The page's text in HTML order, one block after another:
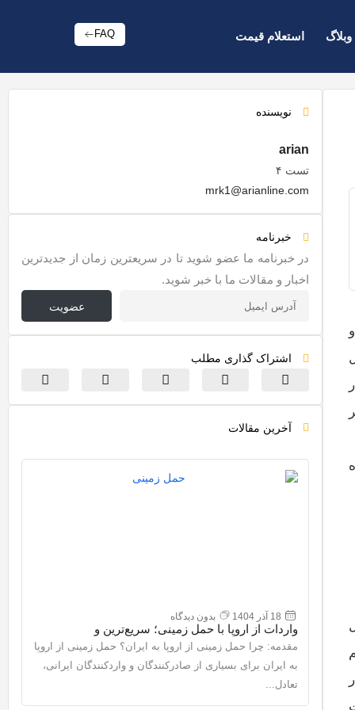
وبلاگ استعلام قیمت FAQ
نویسنده
arian
تست ۴
mrk1@arianline.com
خبرنامه
در خبرنامه ما عضو شوید تا در سریعترین زمان از جدیدترین
اخبار و مقالات ما با خبر شوید.
عضویت
اشتراک گذاری مطلب
آخرین مقالات
18 آذر 1404 بدون دیدگاه
واردات از اروپا با حمل زمینی؛ سریع‌ترین و
اقتصادی‌ترین مسیر ایران–اروپا
مقدمه: چرا حمل زمینی از اروپا به ایران؟ حمل زمینی از اروپا
به ایران برای بسیاری از صادرکنندگان و واردکنندگان ایرانی،
تعادل...